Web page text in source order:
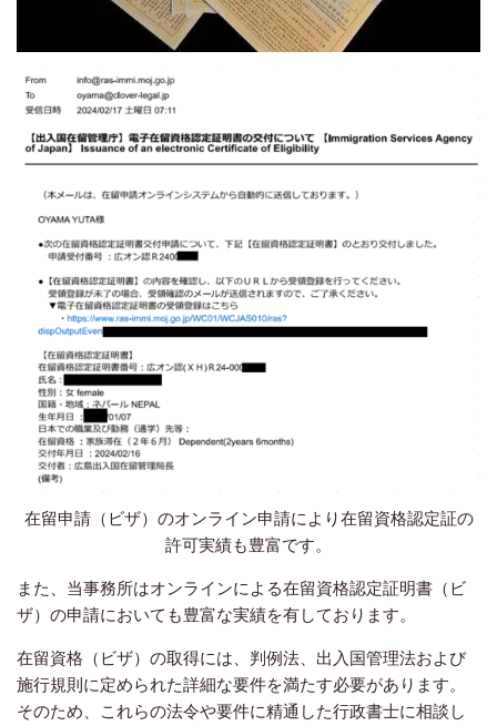
在留申請（ビザ）のオンライン申請により在留資格認定証の
許可実績も豊富です。
また、当事務所はオンラインによる在留資格認定証明書（ビ
ザ）の申請においても豊富な実績を有しております。
在留資格（ビザ）の取得には、判例法、出入国管理法および
施行規則に定められた詳細な要件を満たす必要があります。
そのため、これらの法令や要件に精通した行政書士に相談し